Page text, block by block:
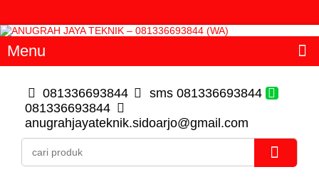
Menu
081336693844
sms 081336693844
081336693844
anugrahjayateknik.sidoarjo@gmail.com